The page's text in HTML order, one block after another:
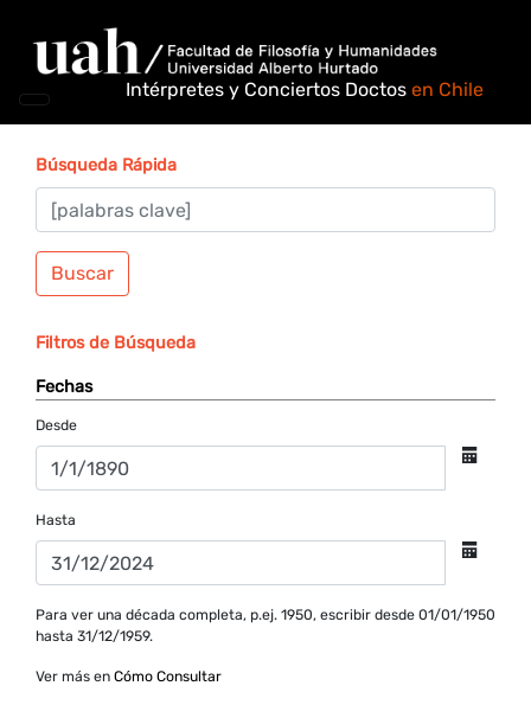
Intérpretes y Conciertos Doctos en Chile
Búsqueda Rápida
Buscar
Filtros de Búsqueda
Fechas
Desde
Hasta
Para ver una década completa, p.ej. 1950, escribir desde 01/01/1950
hasta 31/12/1959.
Ver más en Cómo Consultar